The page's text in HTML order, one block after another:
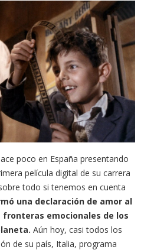
poco en España presentando
película digital de su carrera
todo si tenemos en cuenta
una declaración de amor al
emocionales de los
Aún hoy, casi todos los
de su país, Italia, programa